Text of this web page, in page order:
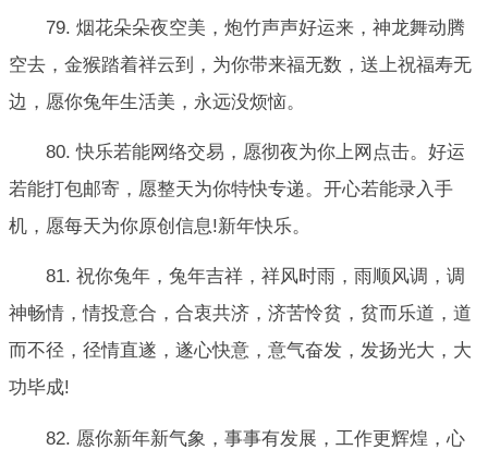
79. 烟花朵朵夜空美，炮竹声声好运来，神龙舞动腾
空去，金猴踏着祥云到，为你带来福无数，送上祝福寿无
边，愿你兔年生活美，永远没烦恼。
80. 快乐若能网络交易，愿彻夜为你上网点击。好运
若能打包邮寄，愿整天为你特快专递。开心若能录入手
机，愿每天为你原创信息!新年快乐。
81. 祝你兔年，兔年吉祥，祥风时雨，雨顺风调，调
神畅情，情投意合，合衷共济，济苦怜贫，贫而乐道，道
而不径，径情直遂，遂心快意，意气奋发，发扬光大，大
功毕成!
82. 愿你新年新气象，事事有发展，工作更辉煌，心